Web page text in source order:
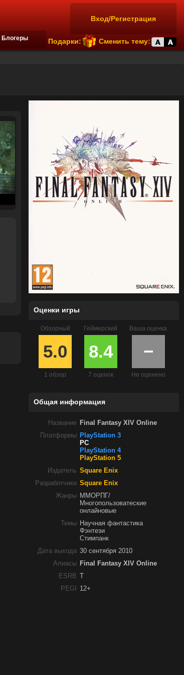
Вход/Регистрация
Подарки: Сменить тему:
Блогеры
Оценки игры
Обзорный
5.0
1 обзор
Геймерский
8.4
7 оценок
Ваша оценка
−
Не оценено
Общая информация
Название Final Fantasy XIV Online
Платформы PlayStation 3
PC
PlayStation 4
PlayStation 5
Издатель Square Enix
Разработчики Square Enix
Жанры ММОРПГ/
Многопользоватеские
онлайновые
Темы Научная фантастика
Фэнтези
Стимпанк
Дата выхода 30 сентября 2010
Алиасы Final Fantasy XIV Online
ESRB
PEGI
12+